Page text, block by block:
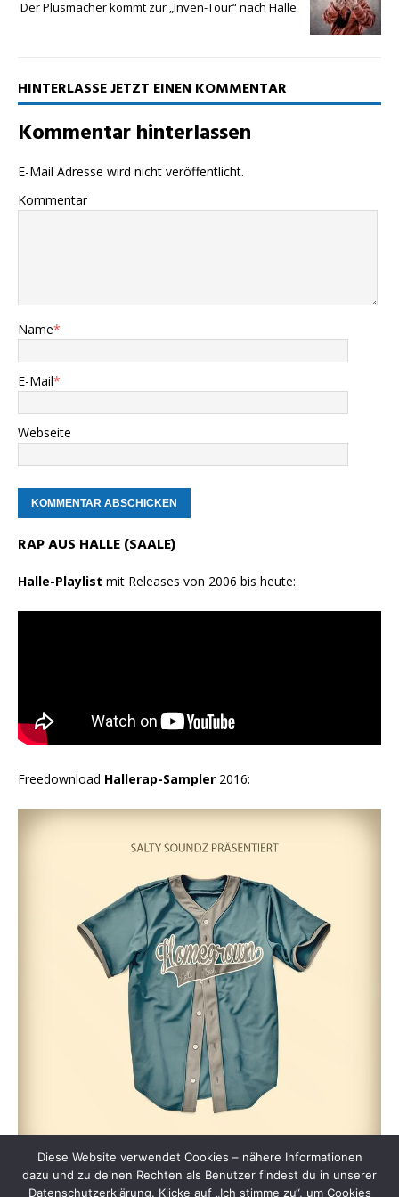
Der Plusmacher kommt zur „Inven-Tour“ nach Halle
HINTERLASSE JETZT EINEN KOMMENTAR
Kommentar hinterlassen
E-Mail Adresse wird nicht veröffentlicht.
Kommentar
Name*
E-Mail*
Webseite
RAP AUS HALLE (SAALE)
Halle-Playlist mit Releases von 2006 bis heute:
Freedownload Hallerap-Sampler 2016:
Diese Website verwendet Cookies – nähere Informationen
dazu und zu deinen Rechten als Benutzer findest du in unserer
Datenschutzerklärung. Klicke auf „Ich stimme zu“, um Cookies